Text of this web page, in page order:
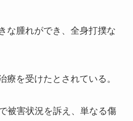
な腫れができ、全身打撲な
療を受けたとされている。
被害状況を訴え、単なる傷